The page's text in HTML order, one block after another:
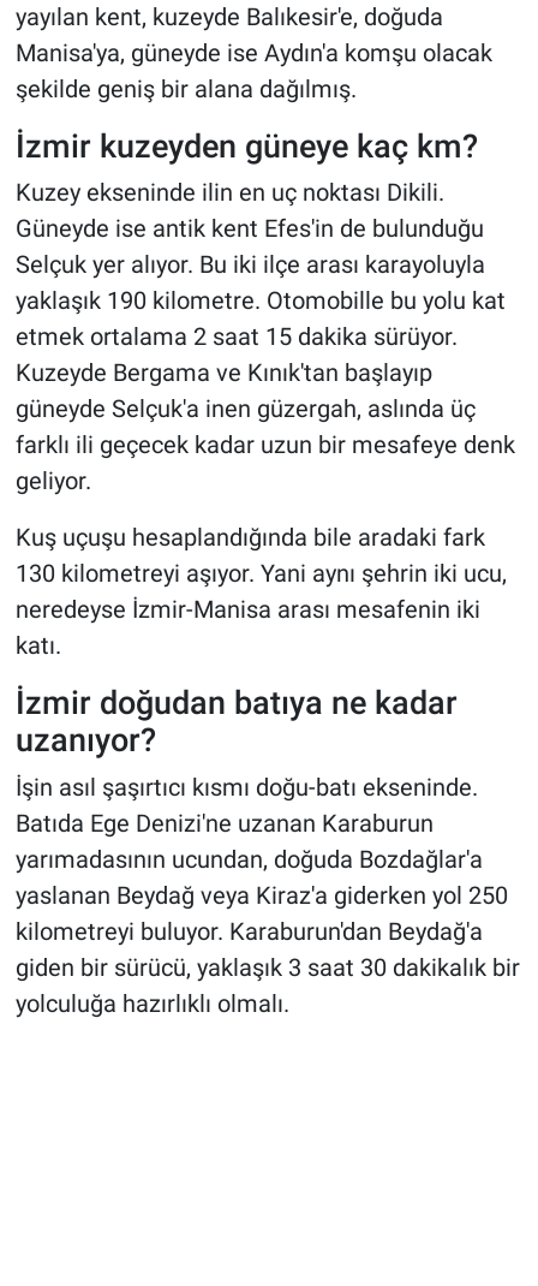
yayılan kent, kuzeyde Balıkesir'e, doğuda
Manisa'ya, güneyde ise Aydın'a komşu olacak
şekilde geniş bir alana dağılmış.
İzmir kuzeyden güneye kaç km?
Kuzey ekseninde ilin en uç noktası Dikili.
Güneyde ise antik kent Efes'in de bulunduğu
Selçuk yer alıyor. Bu iki ilçe arası karayoluyla
yaklaşık 190 kilometre. Otomobille bu yolu kat
etmek ortalama 2 saat 15 dakika sürüyor.
Kuzeyde Bergama ve Kınık'tan başlayıp
güneyde Selçuk'a inen güzergah, aslında üç
farklı ili geçecek kadar uzun bir mesafeye denk
geliyor.
Kuş uçuşu hesaplandığında bile aradaki fark
130 kilometreyi aşıyor. Yani aynı şehrin iki ucu,
neredeyse İzmir-Manisa arası mesafenin iki
katı.
İzmir doğudan batıya ne kadar
uzanıyor?
İşin asıl şaşırtıcı kısmı doğu-batı ekseninde.
Batıda Ege Denizi'ne uzanan Karaburun
yarımadasının ucundan, doğuda Bozdağlar'a
yaslanan Beydağ veya Kiraz'a giderken yol 250
kilometreyi buluyor. Karaburun'dan Beydağ'a
giden bir sürücü, yaklaşık 3 saat 30 dakikalık bir
yolculuğa hazırlıklı olmalı.